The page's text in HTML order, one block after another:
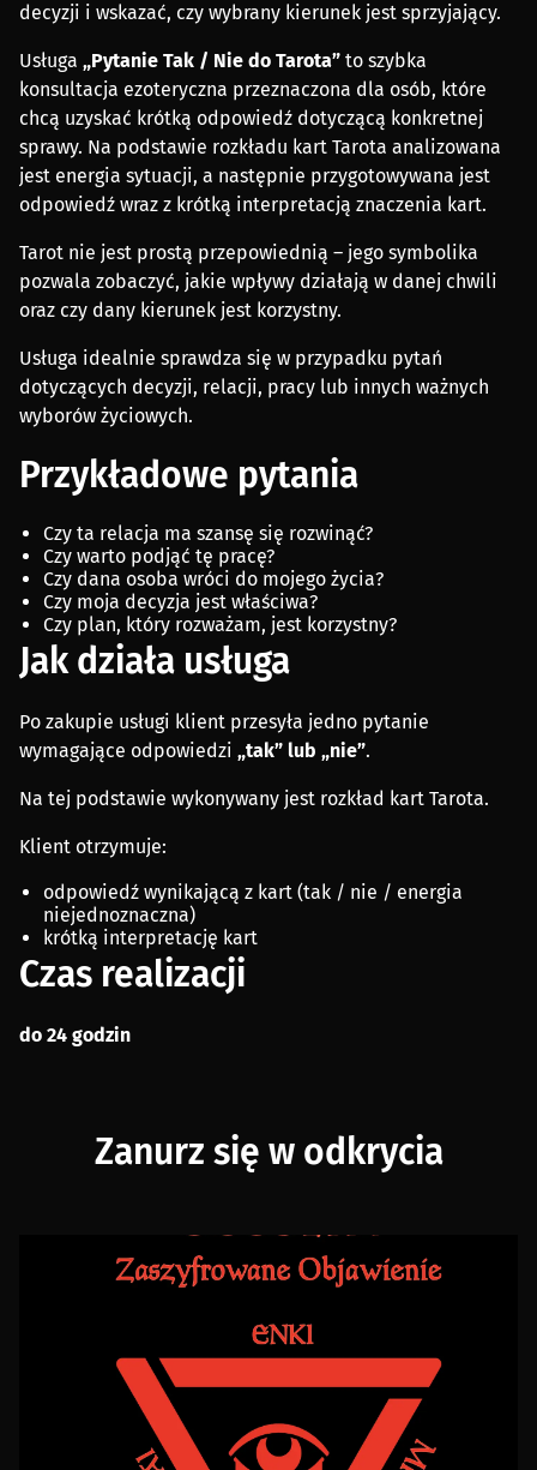
decyzji i wskazać, czy wybrany kierunek jest sprzyjający.
Usługa „Pytanie Tak / Nie do Tarota” to szybka
konsultacja ezoteryczna przeznaczona dla osób, które
chcą uzyskać krótką odpowiedź dotyczącą konkretnej
sprawy. Na podstawie rozkładu kart Tarota analizowana
jest energia sytuacji, a następnie przygotowywana jest
odpowiedź wraz z krótką interpretacją znaczenia kart.
Tarot nie jest prostą przepowiednią – jego symbolika
pozwala zobaczyć, jakie wpływy działają w danej chwili
oraz czy dany kierunek jest korzystny.
Usługa idealnie sprawdza się w przypadku pytań
dotyczących decyzji, relacji, pracy lub innych ważnych
wyborów życiowych.
Przykładowe pytania
Czy ta relacja ma szansę się rozwinąć?
Czy warto podjąć tę pracę?
Czy dana osoba wróci do mojego życia?
Czy moja decyzja jest właściwa?
Czy plan, który rozważam, jest korzystny?
Jak działa usługa
Po zakupie usługi klient przesyła jedno pytanie
wymagające odpowiedzi „tak” lub „nie”.
Na tej podstawie wykonywany jest rozkład kart Tarota.
Klient otrzymuje:
odpowiedź wynikającą z kart (tak / nie / energia
niejednoznaczna)
krótką interpretację kart
Czas realizacji
do 24 godzin
Zanurz się w odkrycia